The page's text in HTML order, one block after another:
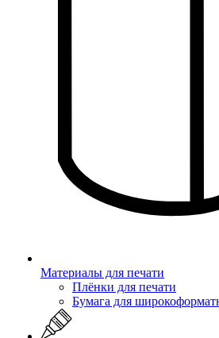
Материалы для печати
Плёнки для печати
Бумага для